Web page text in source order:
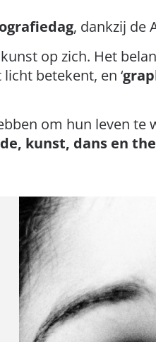
, dankzij de
op zich. Het
licht betekent, en ‘
om hun leven te
kunst, dans en